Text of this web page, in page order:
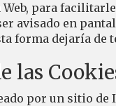
para
avisado en
forma dejaría
las
por un sitio